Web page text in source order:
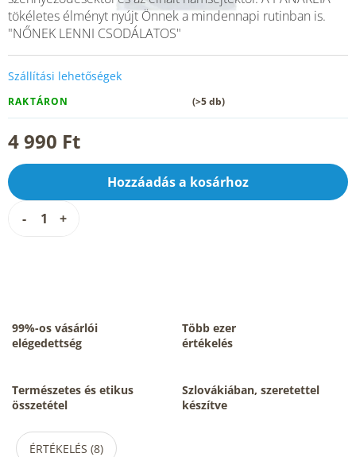
4 990 Ft
RAKTÁRON (>5 db)
Szállítási lehetőségek
Hozzáadás a kosárhoz
tökéletes élményt nyújt Önnek a mindennapi rutinban is.
"NŐNEK LENNI CSODÁLATOS"
99%-os vásárlói
elégedettség
Több ezer
értékelés
Természetes és etikus
összetétel
Szlovákiában, szeretettel
készítve
ÉRTÉKELÉS (8)